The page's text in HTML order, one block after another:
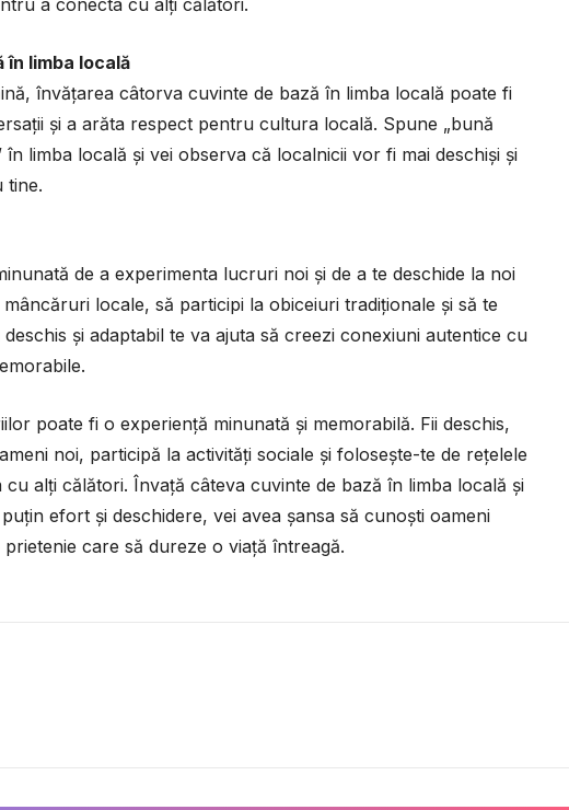
limba locală
învățarea câtorva cuvinte de bază în limba locală poate fi
și a arăta respect pentru cultura locală. Spune „bună
în limba locală și vei observa că localnicii vor fi mai deschiși și
tine.
de a experimenta lucruri noi și de a te deschide la noi
locale, să participi la obiceiuri tradiționale și să te
și adaptabil te va ajuta să creezi conexiuni autentice cu
poate fi o experiență minunată și memorabilă. Fii deschis,
noi, participă la activități sociale și folosește-te de rețelele
alți călători. Învață câteva cuvinte de bază în limba locală și
efort și deschidere, vei avea șansa să cunoști oameni
care să dureze o viață întreagă.